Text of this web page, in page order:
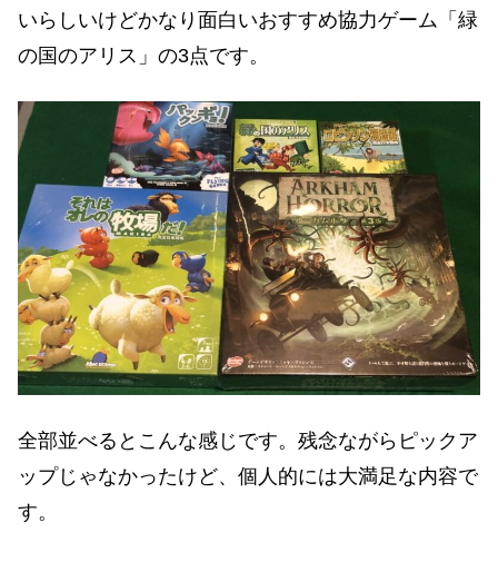
いらしいけどかなり面白いおすすめ協力ゲーム「緑
の国のアリス」の3点です。
全部並べるとこんな感じです。残念ながらピックア
ップじゃなかったけど、個人的には大満足な内容で
す。